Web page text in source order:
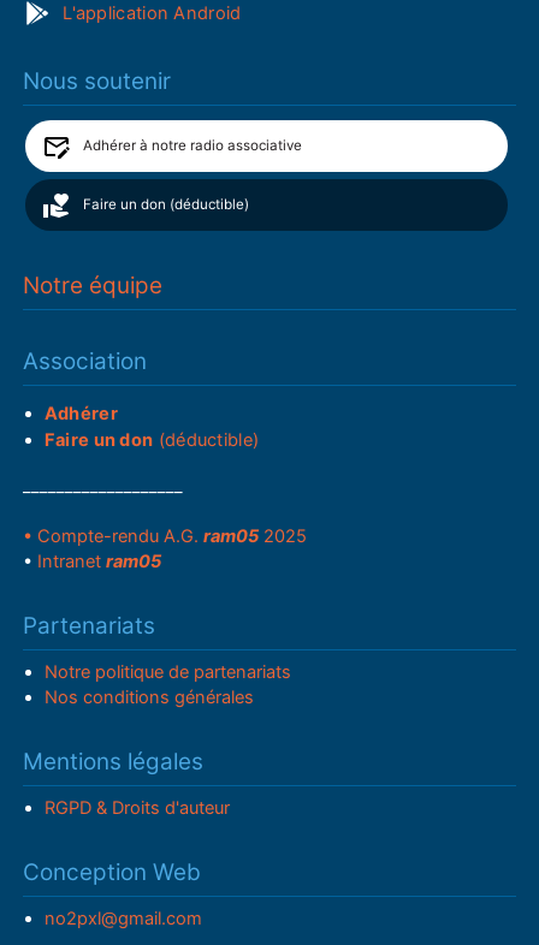
L'application Android
Nous soutenir
Adhérer à notre radio associative
Faire un don (déductible)
Notre équipe
Association
Adhérer
Faire un don (déductible)
• Compte-rendu A.G.ram05 2025
• Intranetram05
Partenariats
Notre politique de partenariats
Nos conditions générales
Mentions légales
RGPD & Droits d'auteur
Conception Web
no2pxl@gmail.com